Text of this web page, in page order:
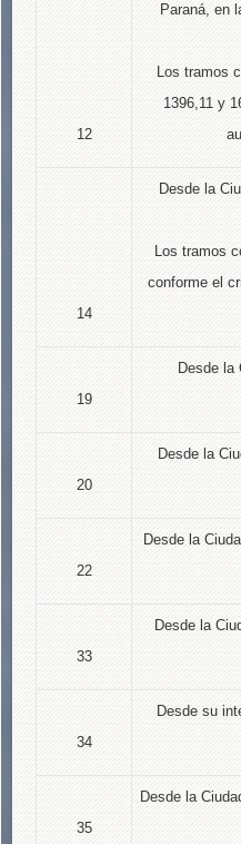
12
Paraná, en
Los tramos
1396,11 y
14
Desde la
Los tramos
conforme el
19
Desde la
20
Desde la
22
Desde la
33
Desde la
34
Desde su
35
Desde la